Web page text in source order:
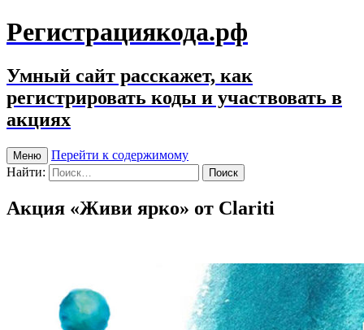
Регистрациякода.рф
Умный сайт расскажет, как
регистрировать коды и участвовать в
акциях
Меню
Перейти к содержимому
Найти:
Акция «Живи ярко» от Clariti